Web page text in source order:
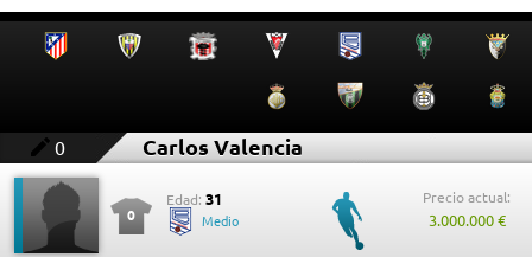
0 Carlos Valencia
0
Edad: 31
Medio
Precio actual:
3.000.000 €